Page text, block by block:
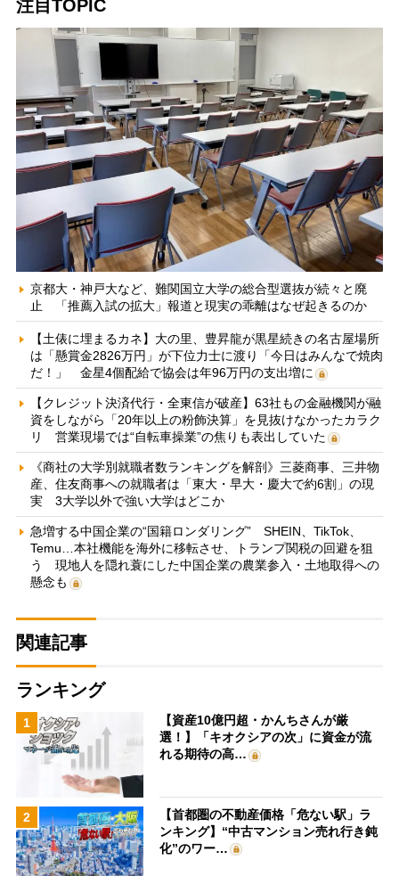
注目TOPIC
京都大・神戸大など、難関国立大学の総合型選抜が続々と廃
止 「推薦入試の拡大」報道と現実の乖離はなぜ起きるのか
【土俵に埋まるカネ】大の里、豊昇龍が黒星続きの名古屋場所
は「懸賞金2826万円」が下位力士に渡り「今日はみんなで焼肉
だ！」 金星4個配給で協会は年96万円の支出増に
【クレジット決済代行・全東信が破産】63社もの金融機関が融
資をしながら「20年以上の粉飾決算」を見抜けなかったカラク
リ 営業現場では“自転車操業”の焦りも表出していた
《商社の大学別就職者数ランキングを解剖》三菱商事、三井物
産、住友商事への就職者は「東大・早大・慶大で約6割」の現
実 3大学以外で強い大学はどこか
急増する中国企業の“国籍ロンダリング” SHEIN、TikTok、
Temu…本社機能を海外に移転させ、トランプ関税の回避を狙
う 現地人を隠れ蓑にした中国企業の農業参入・土地取得への
懸念も
関連記事
ランキング
1
【資産10億円超・かんちさんが厳
選！】「キオクシアの次」に資金が流
れる期待の高…
2
【首都圏の不動産価格「危ない駅」ラ
ンキング】“中古マンション売れ行き鈍
化”のワー…